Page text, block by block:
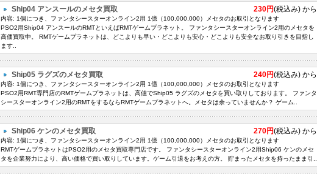
Ship04 アンスールのメセタ買取 230円(税込み) から
内容: 1個につき、ファンタシースターオンライン2用 1億（100,000,000）メセタのお取引となります
PSO2用Ship04 アンスールのRMTといえばRMTゲームプラネット。 ファンタシースターオンライン2用のメセタを
高価買取中。 RMTゲームプラネットは、どこよりも早い・どこよりも安心・どこよりも安全なお取り引きを目指し
ます..
Ship05 ラグズのメセタ買取 240円(税込み) から
内容: 1個につき、ファンタシースターオンライン2用 1億（100,000,000）メセタのお取引となります
PSO2用RMT専門店のRMTゲームプラネットは、高値でShip05 ラグズのメセタを買い取りしております。 ファンタ
シースターオンライン2用のRMTをするならRMTゲームプラネットへ。メセタは余っていませんか？ ゲーム..
Ship06 ケンのメセタ買取 270円(税込み) から
内容: 1個につき、ファンタシースターオンライン2用 1億（100,000,000）メセタのお取引となります
RMTゲームプラネットはPSO2用のメセタ買取専門店です。 ファンタシースターオンライン2用Ship06 ケンのメセ
タを企業努力により、高い価格で買い取りしています。ゲーム引退をお考えの方。 貯まったメセタを持ったまま引..